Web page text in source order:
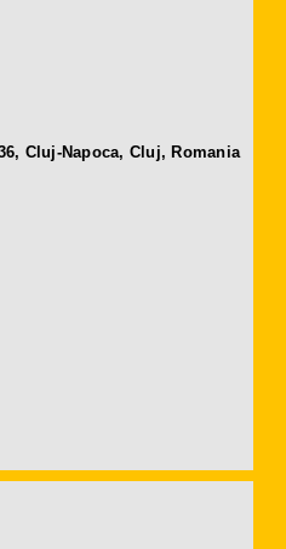
Cluj-Napoca, Cluj, Romania